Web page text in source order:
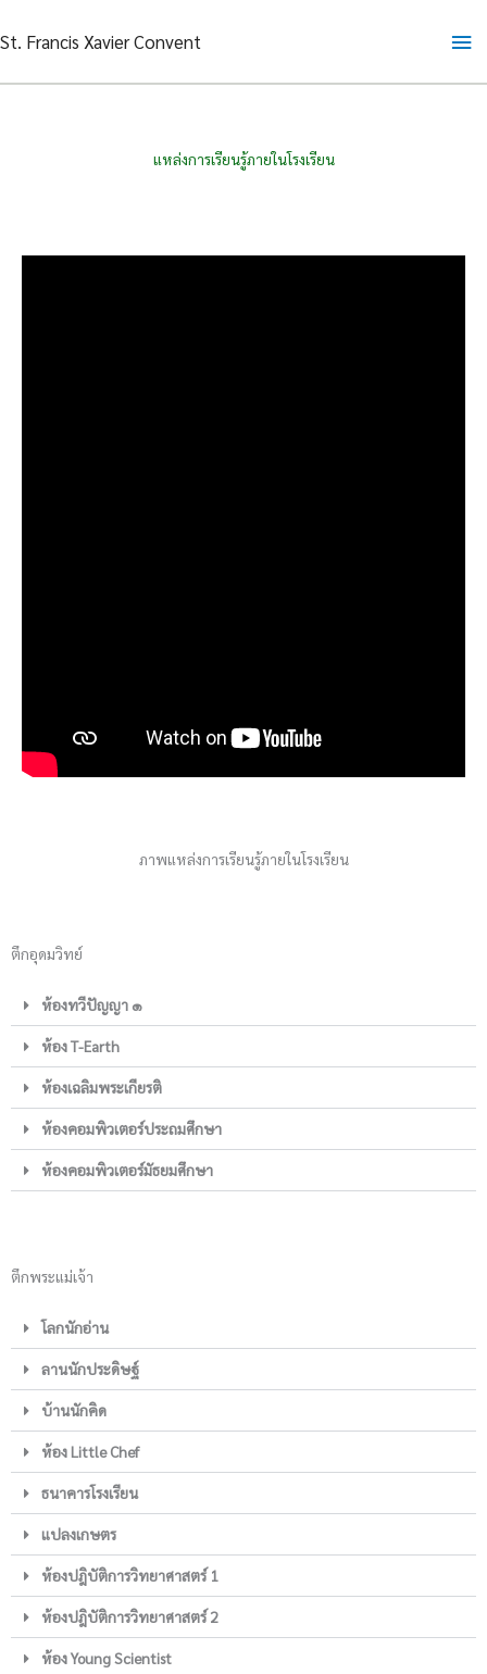
to
St. Francis Xavier Convent
แหล่งการเรียนรู้ภายในโรงเรียน
ภาพแหล่งการเรียนรู้ภายในโรงเรียน
ตึกอุดมวิทย์
ห้องทวีปัญญา ๑
ห้อง T-Earth
ห้องเฉลิมพระเกียรติ
ห้องคอมพิวเตอร์ประถมศึกษา
ห้องคอมพิวเตอร์มัธยมศึกษา
ตึกพระแม่เจ้า
โลกนักอ่าน
ลานนักประดิษฐ์
บ้านนักคิด
ห้อง Little Chef
ธนาคารโรงเรียน
แปลงเกษตร
ห้องปฎิบัติการวิทยาศาสตร์ 1
ห้องปฎิบัติการวิทยาศาสตร์ 2
ห้อง Young Scientist